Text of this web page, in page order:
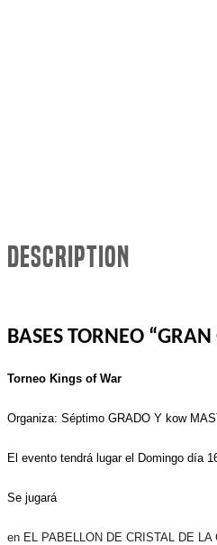
Description
BASES TORNEO “GRAN
Torneo Kings of War
Organiza: Séptimo GRADO Y kow
El evento tendrá lugar el Domingo día
Se jugará
en EL PABELLON DE CRISTAL DE LA